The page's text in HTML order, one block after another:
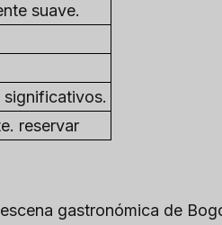
suave.
significativos.
reservar
gastronómica de